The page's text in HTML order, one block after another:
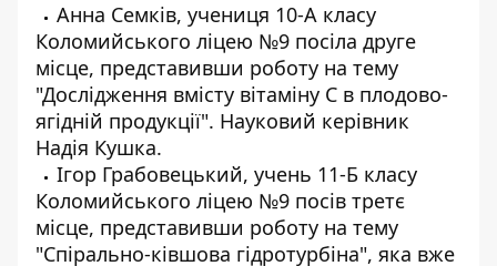
Анна Семків, учениця 10-А класу
Коломийського ліцею №9 посіла друге
місце, представивши роботу на тему
"Дослідження вмісту вітаміну С в плодово-
ягідній продукції". Науковий керівник
Надія Кушка.
Ігор Грабовецький, учень 11-Б класу
Коломийського ліцею №9 посів третє
місце, представивши роботу на тему
"Спірально-ківшова гідротурбіна", яка вже